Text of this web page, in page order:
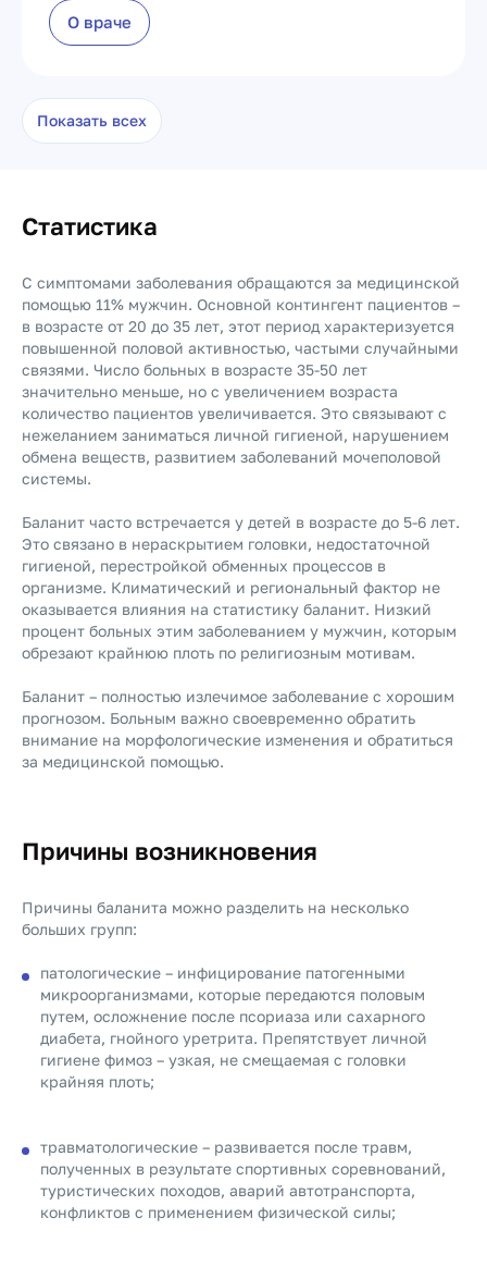
О враче
Показать всех
Статистика
С симптомами заболевания обращаются за медицинской
помощью 11% мужчин. Основной контингент пациентов –
в возрасте от 20 до 35 лет, этот период характеризуется
повышенной половой активностью, частыми случайными
связями. Число больных в возрасте 35-50 лет
значительно меньше, но с увеличением возраста
количество пациентов увеличивается. Это связывают с
нежеланием заниматься личной гигиеной, нарушением
обмена веществ, развитием заболеваний мочеполовой
системы.
Баланит часто встречается у детей в возрасте до 5-6 лет.
Это связано в нераскрытием головки, недостаточной
гигиеной, перестройкой обменных процессов в
организме. Климатический и региональный фактор не
оказывается влияния на статистику баланит. Низкий
процент больных этим заболеванием у мужчин, которым
обрезают крайнюю плоть по религиозным мотивам.
Баланит – полностью излечимое заболевание с хорошим
прогнозом. Больным важно своевременно обратить
внимание на морфологические изменения и обратиться
за медицинской помощью.
Причины возникновения
Причины баланита можно разделить на несколько
больших групп:
патологические – инфицирование патогенными
микроорганизмами, которые передаются половым
путем, осложнение после псориаза или сахарного
диабета, гнойного уретрита. Препятствует личной
гигиене фимоз – узкая, не смещаемая с головки
крайняя плоть;
травматологические – развивается после травм,
полученных в результате спортивных соревнований,
туристических походов, аварий автотранспорта,
конфликтов с применением физической силы;